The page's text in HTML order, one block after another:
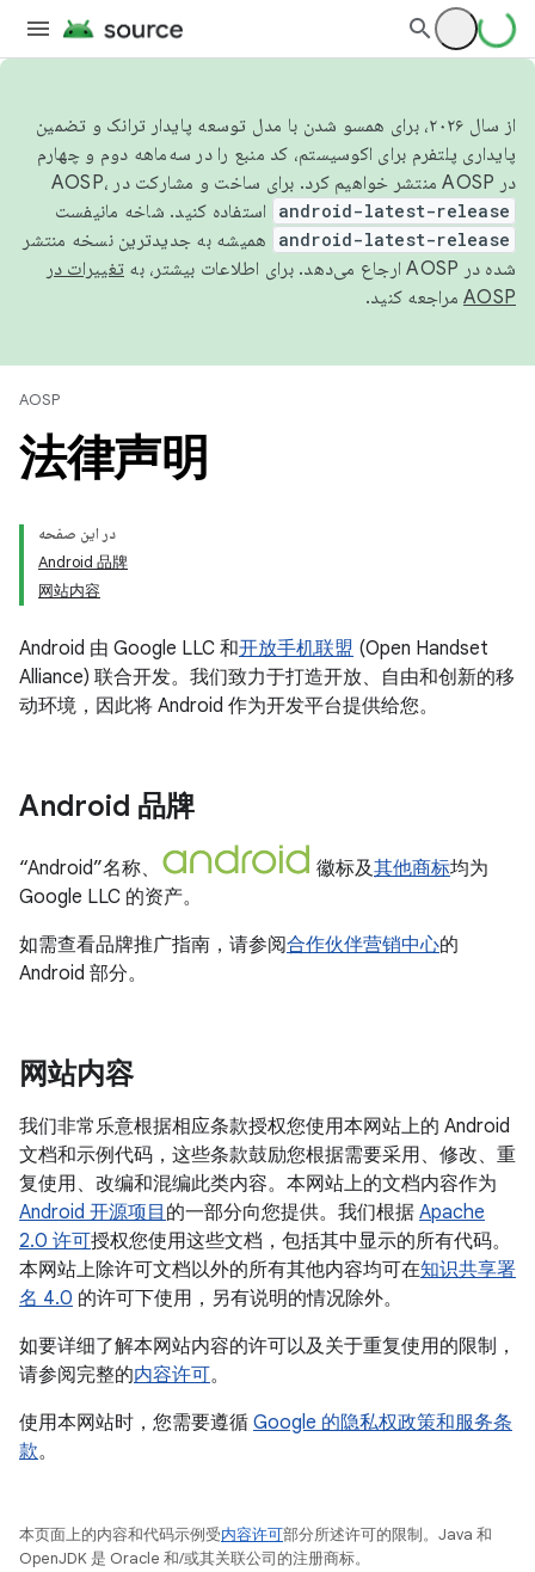
از سال ۲۰۲۶، برای همسو شدن با مدل توسعه پایدار ترانک و تضمین
پایداری پلتفرم برای اکوسیستم، کد منبع را در سه‌ماهه دوم و چهارم
در AOSP منتشر خواهیم کرد. برای ساخت و مشارکت در AOSP،
android-latest-release استفاده کنید. شاخه مانیفست
android-latest-release
همیشه به جدیدترین نسخه منتشر
شده در AOSP ارجاع می‌دهد. برای اطلاعات بیشتر، به
تغییرات در
AOSP مراجعه کنید.
AOSP
法律声明
در این صفحه
Android 品牌
网站内容
Android 由 Google LLC 和开放手机联盟 (Open Handset
Alliance) 联合开发。我们致力于打造开放、自由和创新的移
动环境，因此将 Android 作为开发平台提供给您。
Android 品牌
“Android”名称、 徽标及其他商标均为
Google LLC 的资产。
如需查看品牌推广指南，请参阅合作伙伴营销中心的
Android 部分。
网站内容
我们非常乐意根据相应条款授权您使用本网站上的 Android
文档和示例代码，这些条款鼓励您根据需要采用、修改、重
复使用、改编和混编此类内容。本网站上的文档内容作为
Android 开源项目 的一部分向您提供。我们根据 Apache
2.0 许可授权您使用这些文档，包括其中显示的所有代码。
本网站上除许可文档以外的所有其他内容均可在知识共享署
名 4.0 的许可下使用，另有说明的情况除外。
如要详细了解本网站内容的许可以及关于重复使用的限制，
请参阅完整的内容许可。
使用本网站时，您需要遵循 Google 的隐私权政策和服务条
款。
本页面上的内容和代码示例受内容许可部分所述许可的限制。Java 和
OpenJDK 是 Oracle 和/或其关联公司的注册商标。